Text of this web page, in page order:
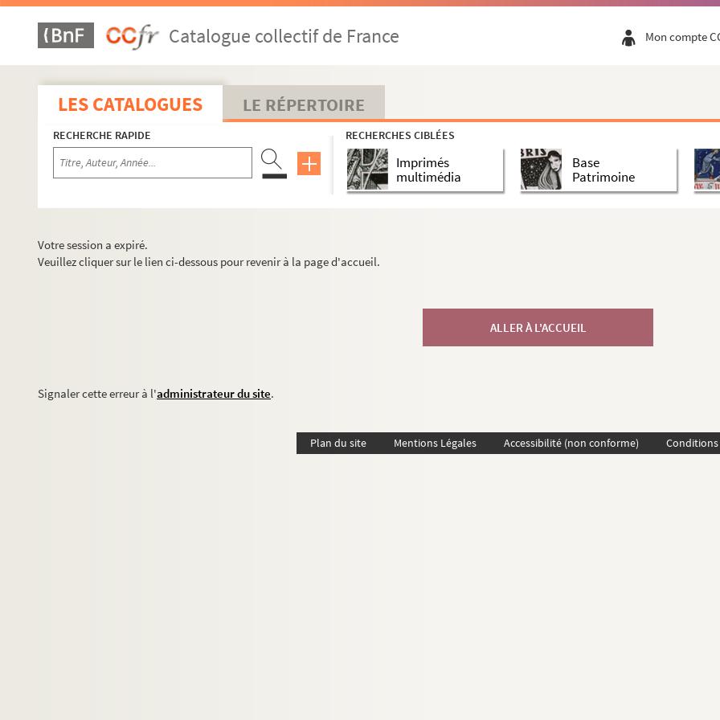
Catalogue collectif de France Mon compte
LES CATALOGUES LE RÉPERTOIRE
RECHERCHE RAPIDE RECHERCHES CIBLÉES
Imprimés
multimédia
Base
Patrimoine
Votre session a expiré.
Veuillez cliquer sur le lien ci-dessous pour revenir à la page d'accueil.
ALLER À L'ACCUEIL
Signaler cette erreur à l'administrateur du site.
Plan du site Mentions Légales Accessibilité (non conforme)